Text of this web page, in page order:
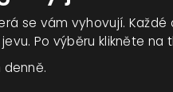
se vám vyhovují.
Po výběru klikněte
denně.